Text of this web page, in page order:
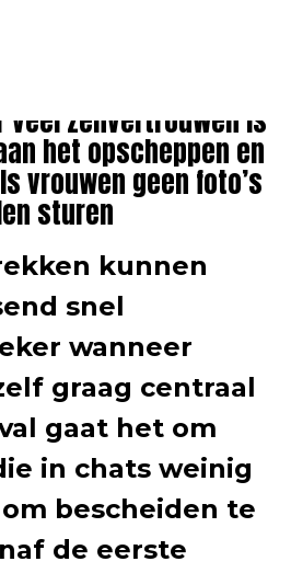
veel zelfvertrouwen is
het opscheppen en
vrouwen geen foto’s
sturen
kunnen
snel
wanneer
graag centraal
gaat het om
in chats weinig
bescheiden te
de eerste